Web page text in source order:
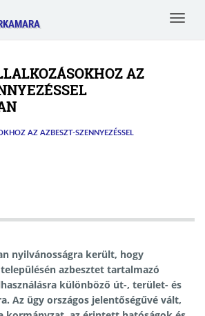
Toggle
AZ
AZ AZBESZT-SZENNYEZÉSSEL
nyilvánosságra került, hogy
azbesztet tartalmazó
különböző út-, terület- és
Az ügy országos jelentőségűvé vált,